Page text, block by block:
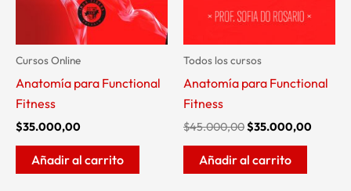
Cursos Online
Anatomía para Functional
Fitness
$35.000,00
Añadir al carrito
Todos los cursos
Anatomía para Functional
Fitness
$45.000,00$35.000,00
Añadir al carrito